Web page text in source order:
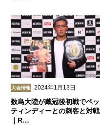
大会情報 2024年1月13日
数島大陸が戴冠後初戦でペッ
ティンディーとの刺客と対戦
｜R…